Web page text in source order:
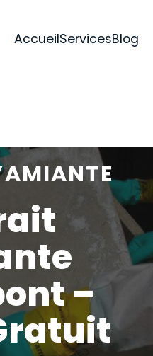
AccueilServicesBlog
–